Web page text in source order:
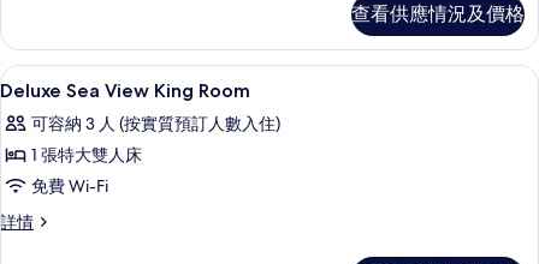
大
雙
人
床,
城
市
景
特
大
雙
床,
城
景
(Premium
Suite)
查看供應情況及價格
載
入
所
有
Deluxe
Sea
浴室 | 獨立浴缸及淋浴設備、雨淋花
3
Deluxe Sea View King Room
可容納 3 人 (按實質預訂人數入住)
1 張特大雙人床
免費 Wi-Fi
詳情
Deluxe